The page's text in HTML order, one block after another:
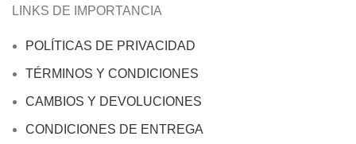
LINKS DE IMPORTANCIA
POLÍTICAS DE PRIVACIDAD
TÉRMINOS Y CONDICIONES
CAMBIOS Y DEVOLUCIONES
CONDICIONES DE ENTREGA